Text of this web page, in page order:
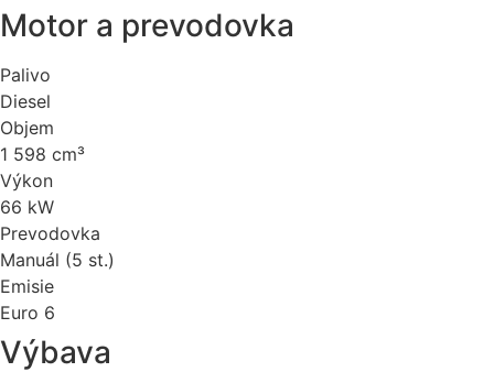
Motor a prevodovka
Palivo
Diesel
Objem
1 598 cm³
Výkon
66 kW
Prevodovka
Manuál (5 st.)
Emisie
Euro 6
Výbava